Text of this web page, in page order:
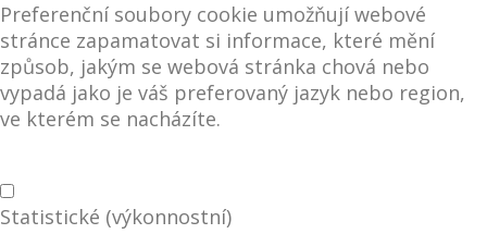
Preferenční soubory cookie umožňují webové
stránce zapamatovat si informace, které mění
způsob, jakým se webová stránka chová nebo
vypadá jako je váš preferovaný jazyk nebo region,
ve kterém se nacházíte.
Statistické (výkonnostní)